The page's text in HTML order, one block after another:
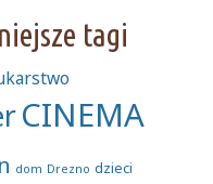
tagi
CINEMA
dom Drezno dzieci